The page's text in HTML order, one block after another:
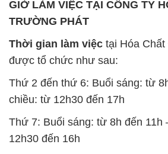
GIỜ LÀM VIỆC TẠI CÔNG TY
TRƯỜNG PHÁT
Thời gian làm việc tại Hóa
được tổ chức như sau:
Thứ 2 đến thứ 6: Buổi sáng: từ
chiều: từ 12h30 đến 17h
Thứ 7: Buổi sáng: từ 8h đến 11h
12h30 đến 16h